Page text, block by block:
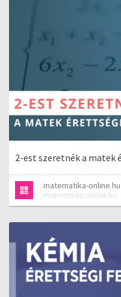
2-est szeretnék a matek
matematika-online.hu
matematika-online.hu